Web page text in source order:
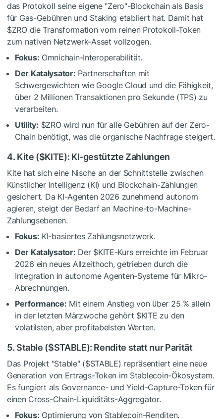
das Protokoll seine eigene "Zero"-Blockchain als Basis
für Gas-Gebühren und Staking etabliert hat. Damit hat
$ZROdie Transformation vom reinen Protokoll-Token
zum nativen Netzwerk-Asset vollzogen.
Fokus: Omnichain-Interoperabilität.
Der Katalysator: Partnerschaften mit
Schwergewichten wie Google Cloud und die Fähigkeit,
über 2 Millionen Transaktionen pro Sekunde (TPS) zu
verarbeiten.
Utility: $ZROwird nun für alle Gebühren auf der Zero-
Chain benötigt, was die organische Nachfrage steigert.
4. Kite ($KITE): KI-gestützte Zahlungen
Kite hat sich eine Nische an der Schnittstelle zwischen
Künstlicher Intelligenz (KI) und Blockchain-Zahlungen
gesichert. Da KI-Agenten 2026 zunehmend autonom
agieren, steigt der Bedarf an Machine-to-Machine-
Zahlungsebenen.
Fokus: KI-basiertes Zahlungsnetzwerk.
Der Katalysator: Der $KITE-Kurs erreichte im Februar
2026 ein neues Allzeithoch, getrieben durch die
Integration in autonome Agenten-Systeme für Mikro-
Abrechnungen.
Performance: Mit einem Anstieg von über 25 % allein
in der letzten Märzwoche gehört $KITE zu den
volatilsten, aber profitabelsten Werten.
5. Stable ($STABLE): Rendite statt nur Parität
Das Projekt "Stable" ($STABLE) repräsentiert eine neue
Generation von Ertrags-Token im Stablecoin-Ökosystem.
Es fungiert als Governance- und Yield-Capture-Token für
einen Cross-Chain-Liquiditäts-Aggregator.
Fokus: Optimierung von Stablecoin-Renditen.